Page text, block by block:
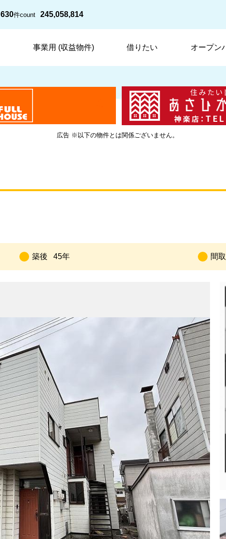
630件count 245,058,814
事業用 (収益物件) 借りたい オープン
広告 ※以下の物件とは関係ございません。
築後 45年 間